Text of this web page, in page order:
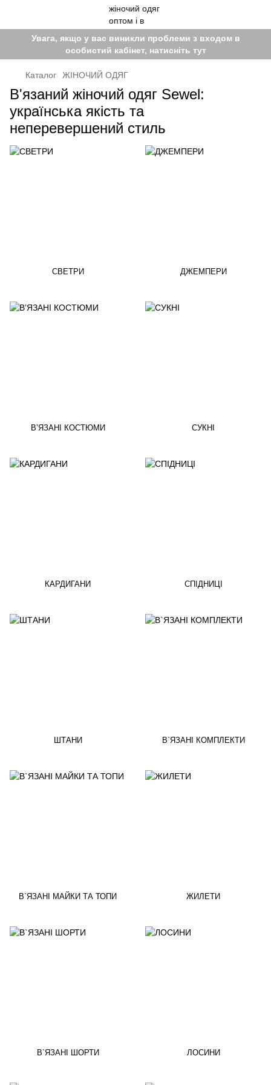
Увага, якщо у вас виникли проблеми з входом в
особистий кабінет, натисніть тут
Каталог ЖІНОЧИЙ ОДЯГ
В'язаний жіночий одяг Sewel:
українська якість та
неперевершений стиль
СВЕТРИ ДЖЕМПЕРИ
ВʼЯЗАНІ КОСТЮМИ СУКНІ
КАРДИГАНИ СПІДНИЦІ
ШТАНИ В`ЯЗАНІ КОМПЛЕКТИ
В`ЯЗАНІ МАЙКИ ТА ТОПИ ЖИЛЕТИ
В`ЯЗАНІ ШОРТИ ЛОСИНИ